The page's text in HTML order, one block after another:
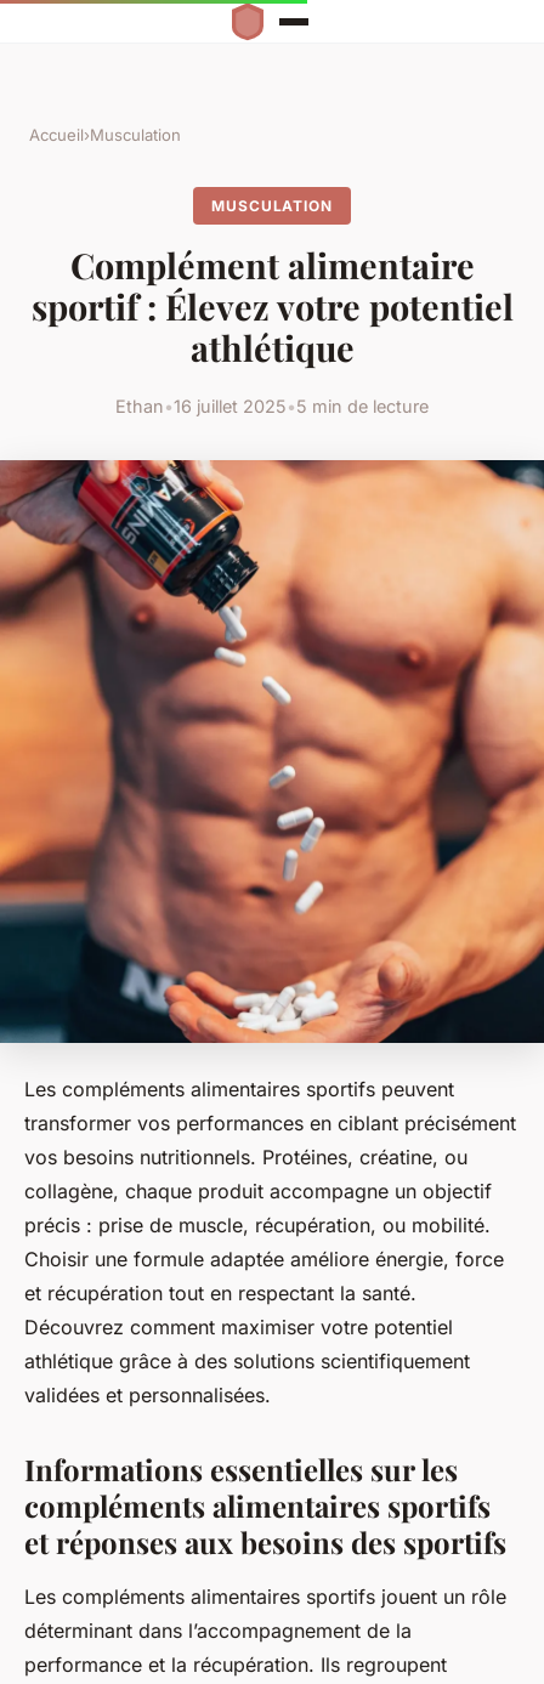
Accueil›Musculation
MUSCULATION
Complément alimentaire
sportif : Élevez votre potentiel
athlétique
Ethan•16 juillet 2025•5 min de lecture
Les compléments alimentaires sportifs peuvent
transformer vos performances en ciblant précisément
vos besoins nutritionnels. Protéines, créatine, ou
collagène, chaque produit accompagne un objectif
précis : prise de muscle, récupération, ou mobilité.
Choisir une formule adaptée améliore énergie, force
et récupération tout en respectant la santé.
Découvrez comment maximiser votre potentiel
athlétique grâce à des solutions scientifiquement
validées et personnalisées.
Informations essentielles sur les
compléments alimentaires sportifs
et réponses aux besoins des sportifs
Les compléments alimentaires sportifs jouent un rôle
déterminant dans l’accompagnement de la
performance et la récupération. Ils regroupent